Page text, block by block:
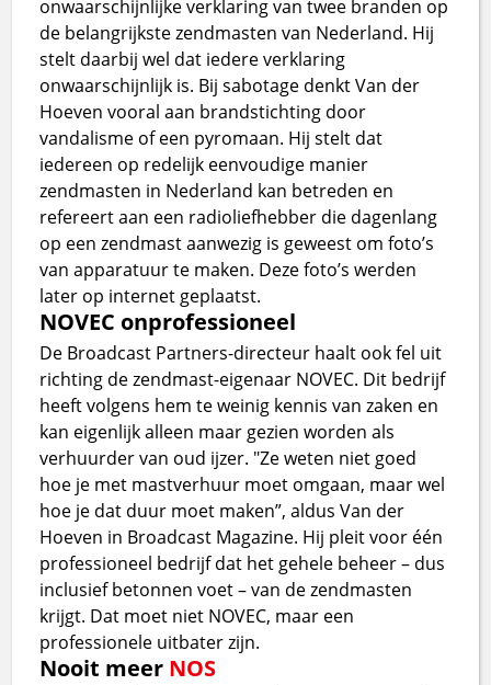
onwaarschijnlijke verklaring van twee branden op
de belangrijkste zendmasten van Nederland. Hij
stelt daarbij wel dat iedere verklaring
onwaarschijnlijk is. Bij sabotage denkt Van der
Hoeven vooral aan brandstichting door
vandalisme of een pyromaan. Hij stelt dat
iedereen op redelijk eenvoudige manier
zendmasten in Nederland kan betreden en
refereert aan een radioliefhebber die dagenlang
op een zendmast aanwezig is geweest om foto’s
van apparatuur te maken. Deze foto’s werden
later op internet geplaatst.
NOVEC onprofessioneel
De Broadcast Partners-directeur haalt ook fel uit
richting de zendmast-eigenaar NOVEC. Dit bedrijf
heeft volgens hem te weinig kennis van zaken en
kan eigenlijk alleen maar gezien worden als
verhuurder van oud ijzer. "Ze weten niet goed
hoe je met mastverhuur moet omgaan, maar wel
hoe je dat duur moet maken”, aldus Van der
Hoeven in Broadcast Magazine. Hij pleit voor één
professioneel bedrijf dat het gehele beheer – dus
inclusief betonnen voet – van de zendmasten
krijgt. Dat moet niet NOVEC, maar een
professionele uitbater zijn.
Nooit meer NOS